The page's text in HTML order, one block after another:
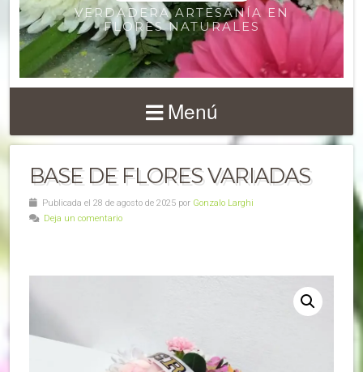
VERDADERA ARTESANÍA EN
FLORES NATURALES
Menú
BASE DE FLORES VARIADAS
Publicada el 28 de agosto de 2025 por Gonzalo Larghi
Deja un comentario